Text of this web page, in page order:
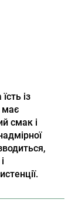
із
має
смак і